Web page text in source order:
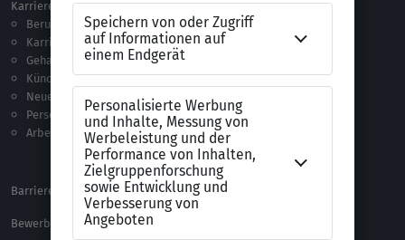
Karriere
Berufseinstieg
Karriere machen
Gehalt
Kündigung
Neue Arbeitswelt
Personalführung
Arbeitsrecht
Vorlagen & Tests
Anschreiben-Vorlagen
Lebenslauf-Vorlagen
Checklisten
Testverfahren
Alle Word-Dateien
Alle Downloads
Barrierefreiheitserklärung
XING Impressum
Bewerbungs-FAQ